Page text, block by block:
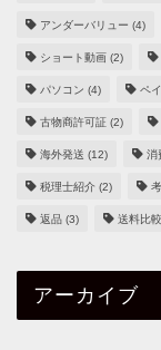
アンダーバリュー (4)
ショート動画 (2)
パソコン (4) ペ
古物商許可証 (2)
海外発送 (12) 消
税理士紹介 (2)
返品 (3) 送料比較
アーカイブ